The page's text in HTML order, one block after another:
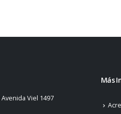
Avenida Viel 1497
Más